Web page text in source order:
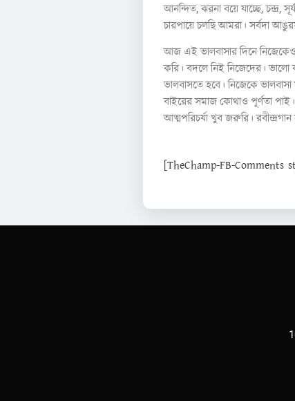
আনন্দিত, ঝরনা বয়ে যাচ্ছে,
চারপায়ে চলছি আমরা। সর্বদা
আজ এই ভালবাসার দিনে নিজেকেও
করি। বদলে নিই নিজেদের। ভালো
ভালবাসতে হবে। নিজেকে
বাইরের সমাজ কোথাও পূর্ণতা
আত্মপরিচর্যা খুব জরুরি।
[TheChamp-FB-Comments